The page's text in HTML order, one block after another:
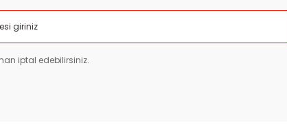
iptal edebilirsiniz.